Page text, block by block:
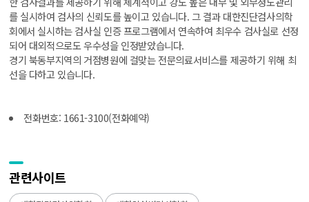
를 실시하여 검사의 신뢰도를 높이고 있습니다. 그 결과 대한진단검사의학
회에서 실시하는 검사실 인증 프로그램에서 연속하여 최우수 검사실로 선정
되어 대외적으로도 우수성을 인정받았습니다.
경기 북동부지역의 거점병원에 걸맞는 전문의료서비스를 제공하기 위해 최
선을 다하고 있습니다.
전화번호: 1661-3100(전화예약)
관련사이트